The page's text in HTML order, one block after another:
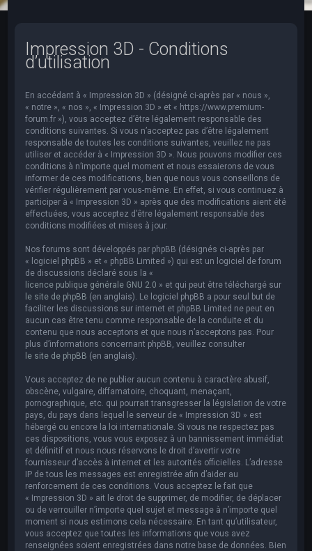
Impression 3D - Conditions
d’utilisation
En accédant à « Impression 3D » (désigné ci-après par « nous »,
« notre », « nos », « Impression 3D » et « https://www.premium-
forum.fr »), vous acceptez d’être légalement responsable des
conditions suivantes. Si vous n’acceptez pas d’être légalement
responsable de toutes les conditions suivantes, veuillez ne pas
utiliser et accéder à « Impression 3D ». Nous pouvons modifier ces
conditions à n’importe quel moment et nous essaierons de vous
informer de ces modifications, bien que nous vous conseillons de
vérifier régulièrement par vous-même. En effet, si vous continuez à
participer à « Impression 3D » après que des modifications aient été
effectuées, vous acceptez d’être légalement responsable des
conditions modifiées et mises à jour.
Nos forums sont développés par phpBB (désignés ci-après par
« logiciel phpBB » et « phpBB Limited ») qui est un logiciel de forum
de discussions déclaré sous la «
licence publique générale GNU 2.0 » et qui peut être téléchargé sur
le site de phpBB (en anglais). Le logiciel phpBB a pour seul but de
faciliter les discussions sur internet et phpBB Limited ne peut en
aucun cas être tenu comme responsable de la conduite et du
contenu que nous acceptons et que nous n’acceptons pas. Pour
plus d’informations concernant phpBB, veuillez consulter
le site de phpBB (en anglais).
Vous acceptez de ne publier aucun contenu à caractère abusif,
obscène, vulgaire, diffamatoire, choquant, menaçant,
pornographique, etc. qui pourrait transgresser la législation de votre
pays, du pays dans lequel le serveur de « Impression 3D » est
hébergé ou encore la loi internationale. Si vous ne respectez pas
ces dispositions, vous vous exposez à un bannissement immédiat
et définitif et nous nous réservons le droit d’avertir votre
fournisseur d’accès à internet et les autorités officielles. L’adresse
IP de tous les messages est enregistrée afin d’aider au
renforcement de ces conditions. Vous acceptez le fait que
« Impression 3D » ait le droit de supprimer, de modifier, de déplacer
ou de verrouiller n’importe quel sujet et message à n’importe quel
moment si nous estimons cela nécessaire. En tant qu’utilisateur,
vous acceptez que toutes les informations que vous avez
renseignées soient enregistrées dans notre base de données. Bien